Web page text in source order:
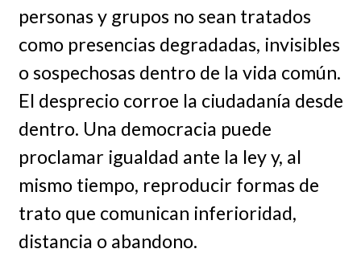
personas y grupos no sean tratados
como presencias degradadas, invisibles
o sospechosas dentro de la vida común.
El desprecio corroe la ciudadanía desde
dentro. Una democracia puede
proclamar igualdad ante la ley y, al
mismo tiempo, reproducir formas de
trato que comunican inferioridad,
distancia o abandono.